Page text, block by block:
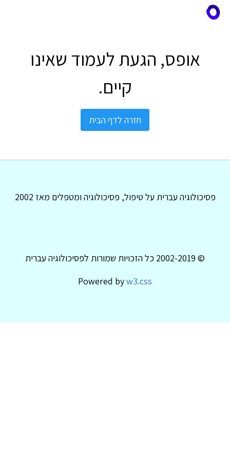
אופס, הגעת לעמוד שאינו
קיים.
חזרה לדף הבית
פסיכולוגיה עברית על טיפול, פסיכולוגיה ומטפלים מאז 2002
© 2002-2019 כל הזכויות שמורות לפסיכולוגיה עברית
Powered byw3.css